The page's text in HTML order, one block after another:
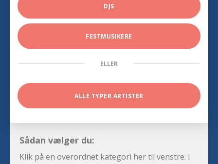
DJS
FESTMUSIKERE
ELLER
ALLE TYPER ARTISTER
Sådan vælger du:
Klik på en overordnet kategori her til venstre. I